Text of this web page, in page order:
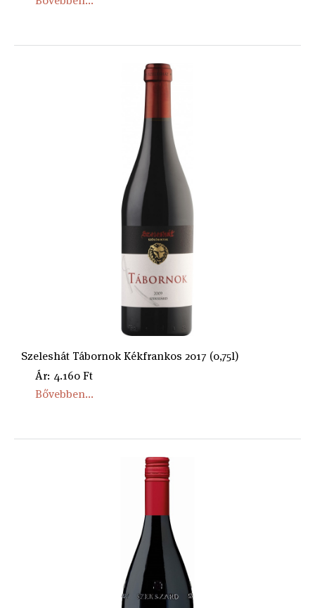
Szeleshát Tábornok Kékfrankos 2017 (0,75l)
Ár: 4.160 Ft
Bővebben...